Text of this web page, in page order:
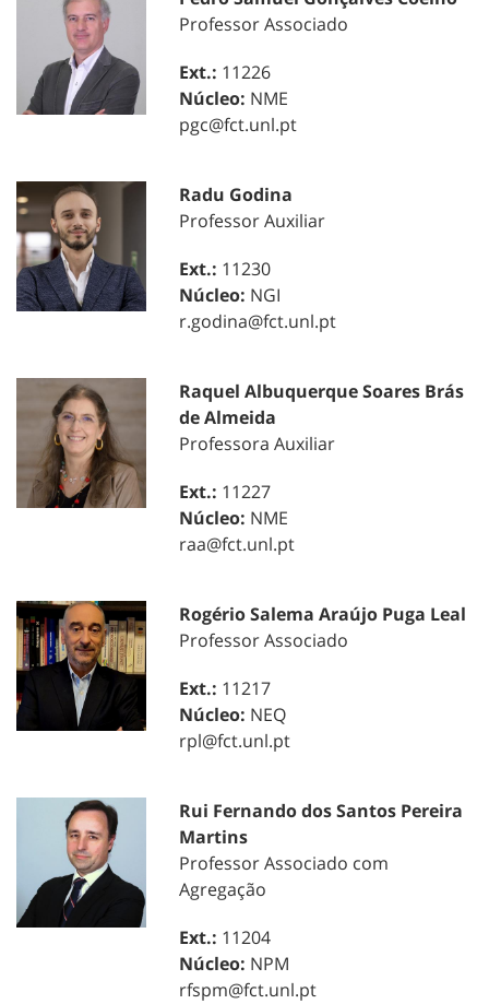
Professor Associado
Ext.: 11226
Núcleo: NME
pgc@fct.unl.pt
Radu Godina
Professor Auxiliar
Ext.: 11230
Núcleo: NGI
r.godina@fct.unl.pt
Raquel Albuquerque Soares Brás
de Almeida
Professora Auxiliar
Ext.: 11227
Núcleo: NME
raa@fct.unl.pt
Rogério Salema Araújo Puga Leal
Professor Associado
Ext.: 11217
Núcleo: NEQ
rpl@fct.unl.pt
Rui Fernando dos Santos Pereira
Martins
Professor Associado com
Agregação
Ext.: 11204
Núcleo: NPM
rfspm@fct.unl.pt